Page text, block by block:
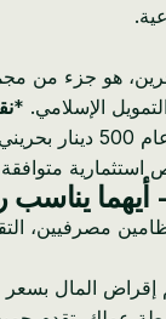
هو جزء من
الإسلامي. *
*
متوافقة
أيهما
مصرفيين،
إقراض المال